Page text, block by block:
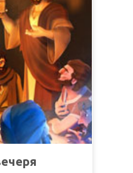
разъяренная толпа
и Иисус, Стефан
смертью.
как ему
у Бога силы и
своим примером
помогает мальчику,
и начинает
отделить меня от